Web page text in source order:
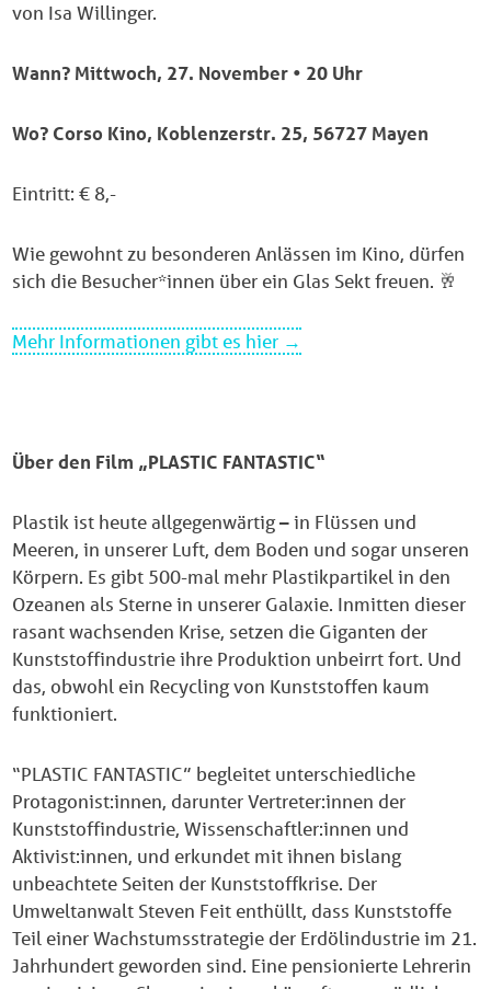
von Isa Willinger.
Wann? Mittwoch, 27. November • 20 Uhr
Wo? Corso Kino, Koblenzerstr. 25, 56727 Mayen
Eintritt: € 8,-
Wie gewohnt zu besonderen Anlässen im Kino, dürfen
sich die Besucher*innen über ein Glas Sekt freuen. 🥂
Mehr Informationen gibt es hier →
Über den Film „PLASTIC FANTASTIC“
Plastik ist heute allgegenwärtig – in Flüssen und
Meeren, in unserer Luft, dem Boden und sogar unseren
Körpern. Es gibt 500-mal mehr Plastikpartikel in den
Ozeanen als Sterne in unserer Galaxie. Inmitten dieser
rasant wachsenden Krise, setzen die Giganten der
Kunststoffindustrie ihre Produktion unbeirrt fort. Und
das, obwohl ein Recycling von Kunststoffen kaum
funktioniert.
“PLASTIC FANTASTIC” begleitet unterschiedliche
Protagonist:innen, darunter Vertreter:innen der
Kunststoffindustrie, Wissenschaftler:innen und
Aktivist:innen, und erkundet mit ihnen bislang
unbeachtete Seiten der Kunststoffkrise. Der
Umweltanwalt Steven Feit enthüllt, dass Kunststoffe
Teil einer Wachstumsstrategie der Erdölindustrie im 21.
Jahrhundert geworden sind. Eine pensionierte Lehrerin